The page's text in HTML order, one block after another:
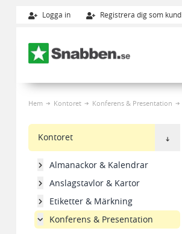
Logga in Registrera dig som kund
Hem Kontoret Konferens & Presentation
Kontoret
Almanackor & Kalendrar
Anslagstavlor & Kartor
Etiketter & Märkning
Konferens & Presentation